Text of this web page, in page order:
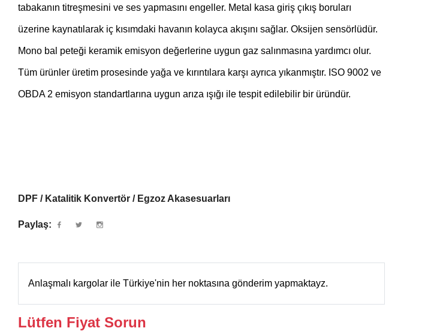
tabakanın titreşmesini ve ses yapmasını engeller. Metal kasa giriş çıkış boruları
üzerine kaynatılarak iç kısımdaki havanın kolayca akışını sağlar. Oksijen sensörlüdür.
Mono bal peteği keramik emisyon değerlerine uygun gaz salınmasına yardımcı olur.
Tüm ürünler üretim prosesinde yağa ve kırıntılara karşı ayrıca yıkanmıştır. ISO 9002 ve
OBDA 2 emisyon standartlarına uygun arıza ışığı ile tespit edilebilir bir üründür.
DPF / Katalitik Konvertör / Egzoz Akasesuarları
Paylaş:
Anlaşmalı kargolar ile Türkiye'nin her noktasına gönderim yapmaktayz.
Lütfen Fiyat Sorun